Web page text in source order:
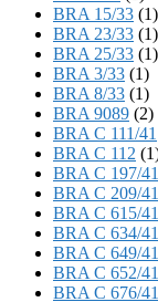
BRA 15/33 (1)
BRA 23/33 (1)
BRA 25/33 (1)
BRA 3/33 (1)
BRA 8/33 (1)
BRA 9089 (2)
BRA C 111/41
BRA C 112
BRA C 197/41
BRA C 209/41
BRA C 615/41
BRA C 634/41
BRA C 649/41
BRA C 652/41
BRA C 676/41